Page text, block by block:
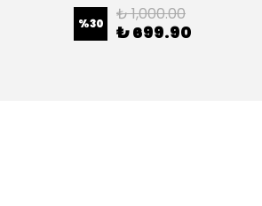
%30 ₺ 1,000.00
₺ 699.90